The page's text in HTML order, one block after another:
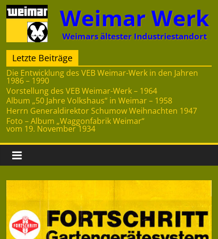
Zum
Inhalt
springen
Weimar Werk
Weimars ältester Industriestandort
Letzte Beiträge
Die Entwicklung des VEB Weimar-Werk in den Jahren
1986 – 1990
Vorstellung des VEB Weimar-Werk – 1964
Album „50 Jahre Volkshaus“ in Weimar – 1958
Herrn Generaldirektor Schumow Weihnachten 1947
Foto – Album „Waggonfabrik Weimar“
vom 19. November 1934